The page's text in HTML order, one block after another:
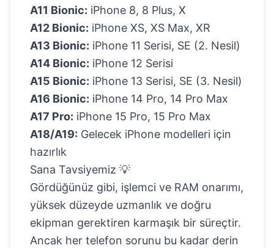
A11 Bionic: iPhone 8, 8 Plus, X
A12 Bionic: iPhone XS, XS Max, XR
A13 Bionic: iPhone 11 Serisi, SE (2. Nesil)
A14 Bionic: iPhone 12 Serisi
A15 Bionic: iPhone 13 Serisi, SE (3. Nesil)
A16 Bionic: iPhone 14 Pro, 14 Pro Max
A17 Pro: iPhone 15 Pro, 15 Pro Max
A18/A19: Gelecek iPhone modelleri için
hazırlık
Sana Tavsiyemiz 💡
Gördüğünüz gibi, işlemci ve RAM onarımı,
yüksek düzeyde uzmanlık ve doğru
ekipman gerektiren karmaşık bir süreçtir.
Ancak her telefon sorunu bu kadar derin